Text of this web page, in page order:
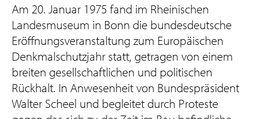
Am 20. Januar 1975 fand im Rheinischen
Landesmuseum in Bonn die bundesdeutsche
Eröffnungsveranstaltung zum Europäischen
Denkmalschutzjahr statt, getragen von einem
breiten gesellschaftlichen und politischen
Rückhalt. In Anwesenheit von Bundespräsident
Walter Scheel und begleitet durch Proteste